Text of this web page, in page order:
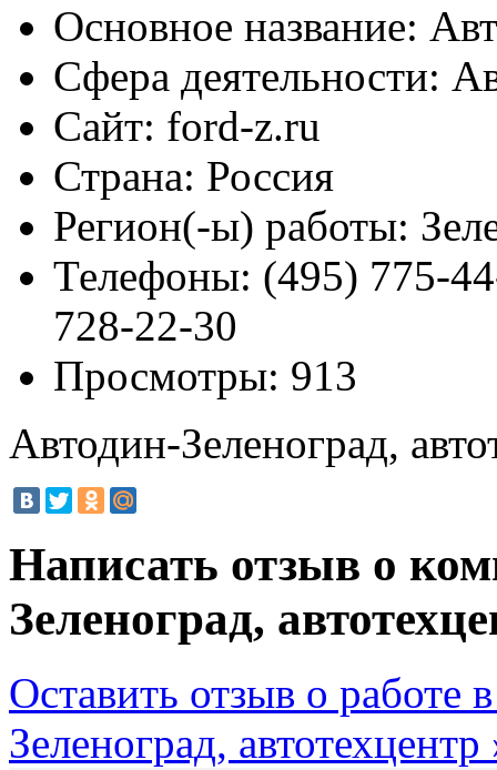
Основное название:
Сфера деятельности:
Сайт: ford-z.ru
Страна: Россия
Регион(-ы) работы:
Телефоны: (495) 775-
728-22-30
Просмотры: 913
Автодин-Зеленоград,
Написать отзыв о
Зеленоград,
Оставить отзыв о работе
Зеленоград, автотехцентр